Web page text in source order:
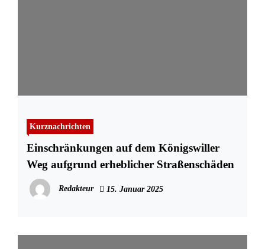
Kurznachrichten
Einschränkungen auf dem Königswiller
Weg aufgrund erheblicher Straßenschäden
Redakteur 15. Januar 2025